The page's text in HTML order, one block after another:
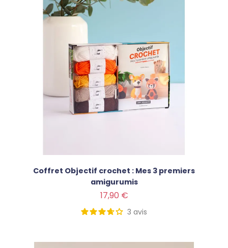
Coffret Objectif crochet : Mes 3 premiers
amigurumis
17,90 €
3 avis